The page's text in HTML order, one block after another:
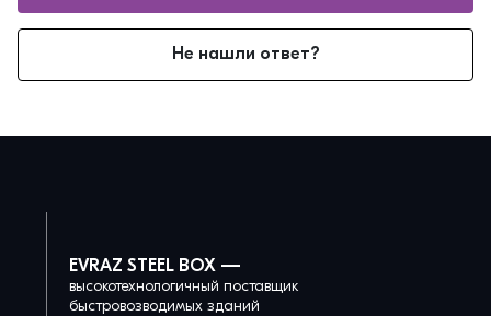
Не нашли ответ?
EVRAZ STEEL BOX —
высокотехнологичный поставщик
быстровозводимых зданий